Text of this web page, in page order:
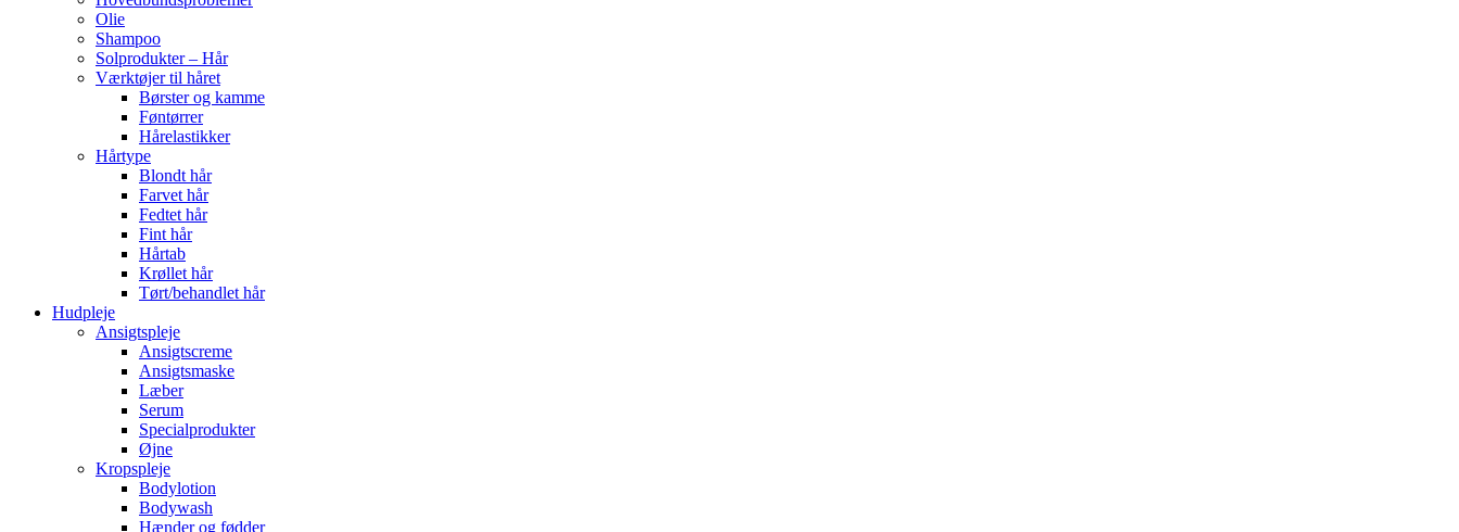
Olie
Shampoo
Solprodukter – Hår
Værktøjer til håret
Børster og kamme
Føntørrer
Hårelastikker
Hårtype
Blondt hår
Farvet hår
Fedtet hår
Fint hår
Hårtab
Krøllet hår
Tørt/behandlet hår
Hudpleje
Ansigtspleje
Ansigtscreme
Ansigtsmaske
Læber
Serum
Specialprodukter
Øjne
Kropspleje
Bodylotion
Bodywash
Hænder og fødder